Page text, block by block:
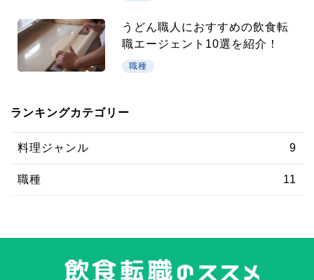
うどん職人におすすめの飲食転
職エージェント10選を紹介！
職種
ランキングカテゴリー
料理ジャンル 9
職種 11